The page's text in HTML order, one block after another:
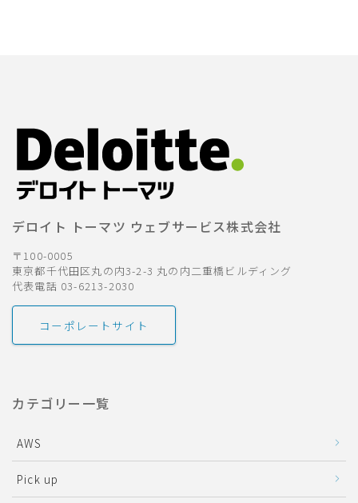
デロイト トーマツ ウェブサービス株式会社
〒100-0005
東京都千代田区丸の内3-2-3 丸の内二重橋ビルディング
代表電話 03-6213-2030
コーポレートサイト
カテゴリー一覧
AWS
Pick up